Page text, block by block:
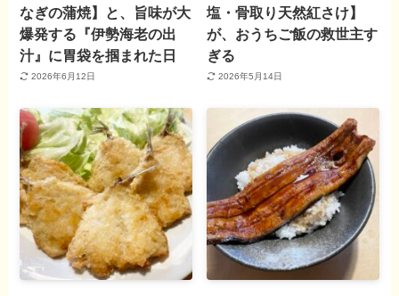
なぎの蒲焼】と、旨味が大
爆発する『伊勢海老の出
汁』に胃袋を掴まれた日
2026年6月12日
塩・骨取り天然紅さけ】
が、おうちご飯の救世主す
ぎる
2026年5月14日